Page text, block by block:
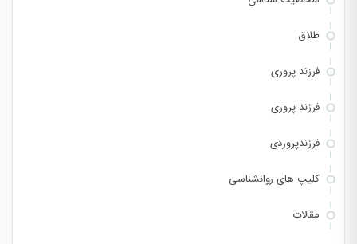
طلاق
فرزند پروری
فرزند پروری
فرزندپروردی
کلیپ های روانشناسی
مقالات